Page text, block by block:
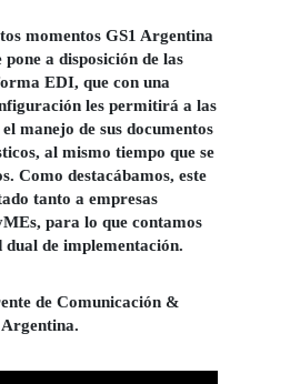
momentos GS1 Argentina
a disposición de las
EDI, que con una
les permitirá a las
manejo de sus documentos
al mismo tiempo que se
Como destacábamos, este
tanto a empresas
para lo que contamos
dual de implementación.
de Comunicación &